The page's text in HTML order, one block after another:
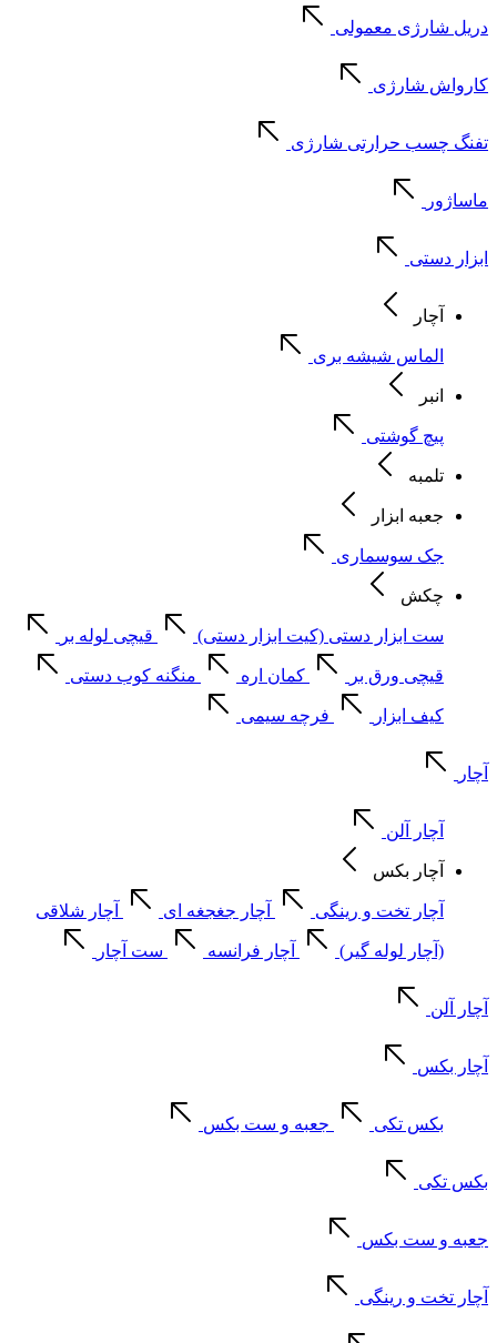
دریل شارژی معمولی
کارواش شارژی
تفنگ چسب حرارتی شارژی
ماساژور
ابزار دستی
آچار
الماس شیشه بری
انبر
پیچ گوشتی
تلمبه
جعبه ابزار
جک سوسماری
چکش
ست ابزار دستی (کیت ابزار دستی) قیچی لوله بر
قیچی ورق بر کمان اره منگنه کوب دستی
کیف ابزار فرچه سیمی
آچار
آچار آلن
آچار بکس
آچار تخت و رینگی آچار جغجغه ای آچار شلاقی
(آچار لوله گیر) آچار فرانسه ست آچار
آچار آلن
آچار بکس
بکس تکی جعبه و ست بکس
بکس تکی
جعبه و ست بکس
آچار تخت و رینگی